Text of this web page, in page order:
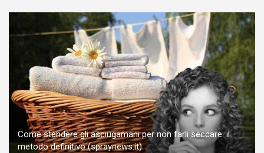
Come stendere gli asciugamani per non farli seccare: il
metodo definitivo (spraynews.it)